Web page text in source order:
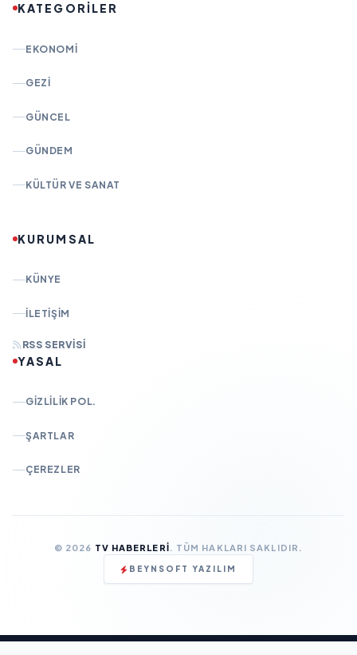
KATEGORİLER
EKONOMI
GEZI
GÜNCEL
GÜNDEM
KÜLTÜR VE SANAT
KURUMSAL
KÜNYE
İLETIŞIM
RSS SERVISI
YASAL
GIZLILIK POL.
ŞARTLAR
ÇEREZLER
© 2026 TV HABERLERI. TÜM HAKLARI SAKLIDIR.
BEYNSOFT YAZILIM